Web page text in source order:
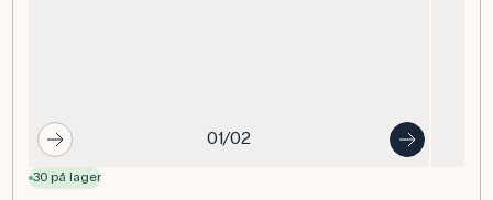
01/02
30 på lager